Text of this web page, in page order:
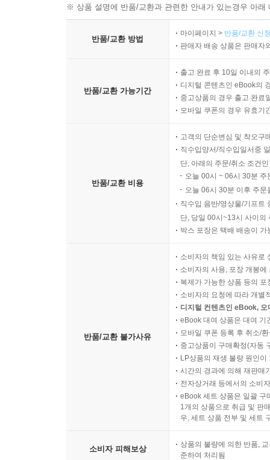
※ 상품 설명에 반품/교환과 관련한 안내가 있는경우 아
반품/교환 방법
마이페이지 > 반품/교환 신
판매자 배송 상품은 판매자
반품/교환 가능기간
출고 완료 후 10일 이내의
디지털 콘텐츠인 eBook의
중고상품의 경우 출고 완료
모바일 쿠폰의 경우 유효기
반품/교환 비용
고객의 단순변심 및 착오구
직수입양서/직수입일서중
단, 아래의 주문/취소 조건
오늘 00시 ~ 06시 30분
오늘 06시 30분 이후 주
직수입 음반/영상물/기프트
단, 당일 00시~13시 사이의
박스 포장은 택배 배송이
반품/교환 불가사유
소비자의 책임 있는 사유로
소비자의 사용, 포장 개봉
복제가 가능한 상품 등의
소비자의 요청에 따라 개별
디지털 컨텐츠인 eBook,
eBook 대여 상품은 대여 기
모바일 쿠폰 등록 후 취소/
중고상품이 구매확정(자동
LP상품의 재생 불량 원인
시간의 경과에 의해 재판매
전자상거래 등에서의 소비
eBook 세트 상품은 일괄 구
1개의 상품으로 취급 및 판
우, 세트 상품 전부 및 세트
소비자 피해보상
상품의 불량에 의한 반품,
준하여 처리됨